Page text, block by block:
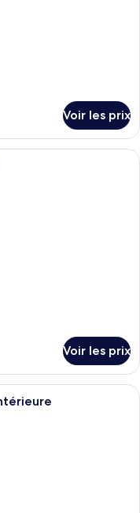
Voir les prix
d’hôtel avec deux
Voir les prix
d’hôtel moderne,